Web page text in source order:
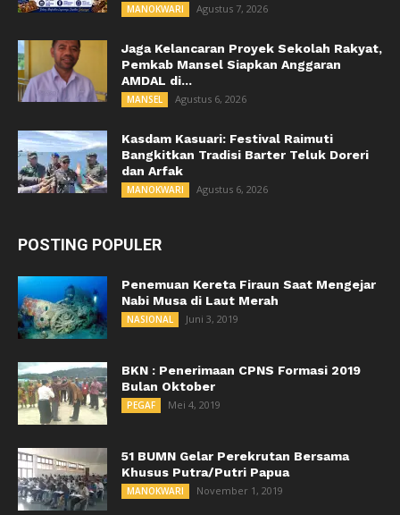
MANOKWARI Agustus 7, 2026
Jaga Kelancaran Proyek Sekolah Rakyat,
Pemkab Mansel Siapkan Anggaran
AMDAL di...
MANSEL Agustus 6, 2026
Kasdam Kasuari: Festival Raimuti
Bangkitkan Tradisi Barter Teluk Doreri
dan Arfak
MANOKWARI Agustus 6, 2026
POSTING POPULER
Penemuan Kereta Firaun Saat Mengejar
Nabi Musa di Laut Merah
NASIONAL Juni 3, 2019
BKN : Penerimaan CPNS Formasi 2019
Bulan Oktober
PEGAF Mei 4, 2019
51 BUMN Gelar Perekrutan Bersama
Khusus Putra/Putri Papua
MANOKWARI November 1, 2019